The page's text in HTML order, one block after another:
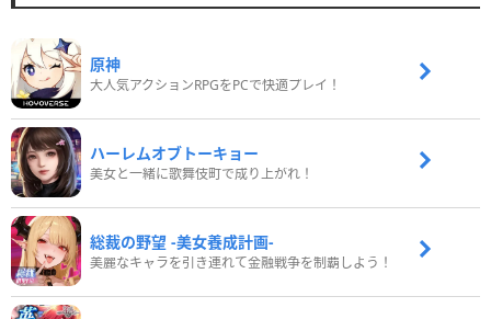
原神
大人気アクションRPGをPCで快適プレイ！
ハーレムオブトーキョー
美女と一緒に歌舞伎町で成り上がれ！
総裁の野望 -美女養成計画-
美麗なキャラを引き連れて金融戦争を制覇しよう！